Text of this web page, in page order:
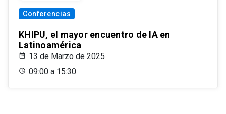
Conferencias
KHIPU, el mayor encuentro de IA en
Latinoamérica
13 de Marzo de 2025
09:00 a 15:30